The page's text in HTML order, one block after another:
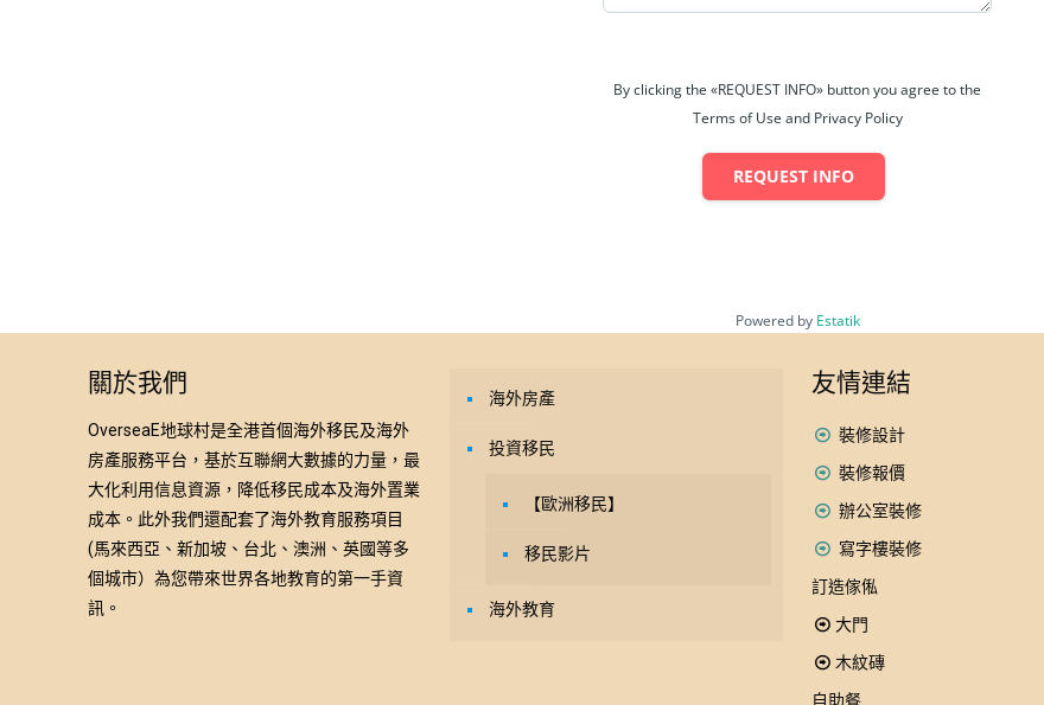
By clicking the «REQUEST INFO» button you agree to the
Terms of Use and Privacy Policy
REQUEST INFO
Powered by Estatik
關於我們
OverseaE地球村是全港首個海外移民及海外
房產服務平台，基於互聯網大數據的力量，最
大化利用信息資源，降低移民成本及海外置業
成本。此外我們還配套了海外教育服務項目
(馬來西亞、新加坡、台北、澳洲、英國等多
個城市）為您帶來世界各地教育的第一手資
訊。
海外房產
投資移民
【歐洲移民】
移民影片
海外教育
友情連結
裝修設計
裝修報價
辦公室裝修
寫字樓裝修
訂造傢俬
大門
木紋磚
自助餐